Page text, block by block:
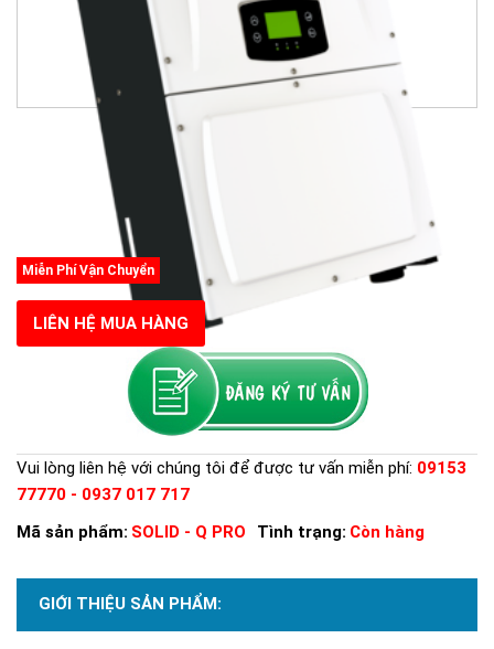
Miễn Phí Vận Chuyển
LIÊN HỆ MUA HÀNG
Vui lòng liên hệ với chúng tôi để được tư vấn miễn phí: 09153
77770 - 0937 017 717
Mã sản phẩm: SOLID - Q PRO Tình trạng: Còn hàng
GIỚI THIỆU SẢN PHẨM:Xem thêm